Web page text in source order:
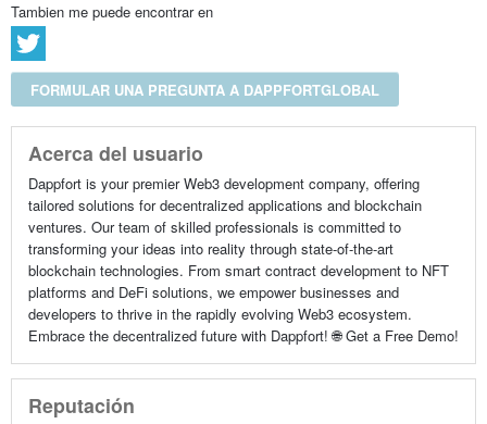
Tambien me puede encontrar en
FORMULAR UNA PREGUNTA A DAPPFORTGLOBAL
Acerca del usuario
Dappfort is your premier Web3 development company, offering
tailored solutions for decentralized applications and blockchain
ventures. Our team of skilled professionals is committed to
transforming your ideas into reality through state-of-the-art
blockchain technologies. From smart contract development to NFT
platforms and DeFi solutions, we empower businesses and
developers to thrive in the rapidly evolving Web3 ecosystem.
Embrace the decentralized future with Dappfort! 🌐 Get a Free Demo!
Reputación